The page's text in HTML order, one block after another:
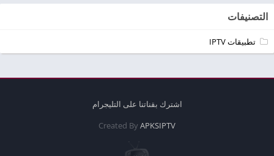
التصنيفات
تطبيقات IPTV
اشترك بقناتنا على التليجرام
Created By APKSIPTV